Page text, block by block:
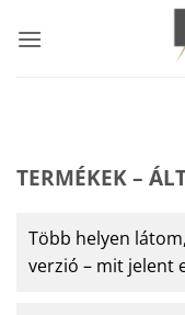
TERMÉKEK –
Több helyen
verzió – mit jelent